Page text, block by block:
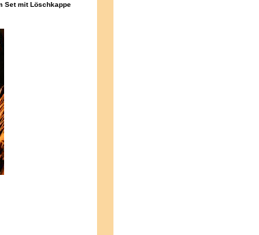
Set mit Löschkappe